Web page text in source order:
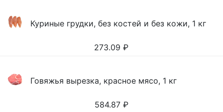
Куриные грудки, без костей и без кожи, 1 кг
273.09 ₽
Говяжья вырезка, красное мясо, 1 кг
584.87 ₽